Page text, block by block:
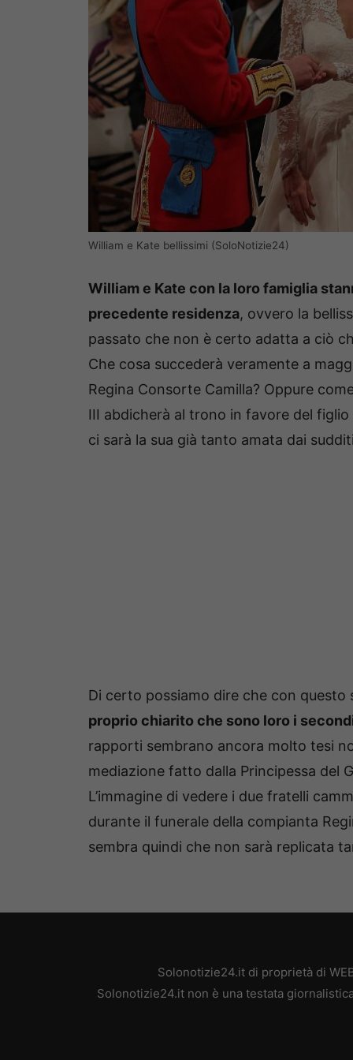
William e Kate bellissimi (SoloNotizie24)
William e Kate con la loro famiglia
precedente residenza, ovvero la
passato che non è certo adatta a ciò
Che cosa succederà veramente a
Regina Consorte Camilla? Oppure
III abdicherà al trono in favore del
ci sarà la sua già tanto amata dai
Di certo possiamo dire che con questo
proprio chiarito che sono loro i
rapporti sembrano ancora molto tesi
mediazione fatto dalla Principessa del
L’immagine di vedere i due fratelli
durante il funerale della compianta
sembra quindi che non sarà replicata
Solonotizie24.it di proprietà di
Solonotizie24.it non è una testata